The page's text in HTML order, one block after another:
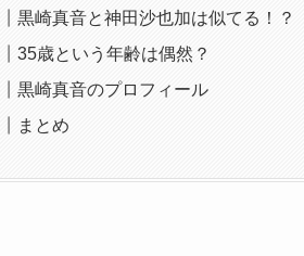
黒崎真音と神田沙也加は似てる！？
35歳という年齢は偶然？
黒崎真音のプロフィール
まとめ